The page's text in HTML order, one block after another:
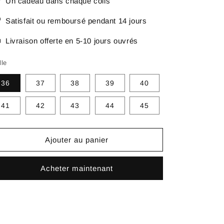
Satisfait ou remboursé pendant 14 jours
Livraison offerte en 5-10 jours ouvrés
36 37 38 39 40
41 42 43 44 45
Ajouter au panier
Acheter maintenant